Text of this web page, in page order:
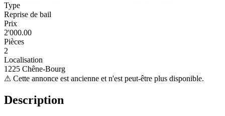
Type
Reprise de bail
Prix
2'000.00
Pièces
2
Localisation
1225 Chêne-Bourg
⚠ Cette annonce est ancienne et n'est peut-être plus disponible.
Description